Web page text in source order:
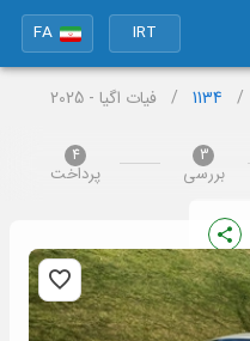
IRT
FA
/
1134
/ فیات اگیا - 2025
3
بررسی
4
پرداخت